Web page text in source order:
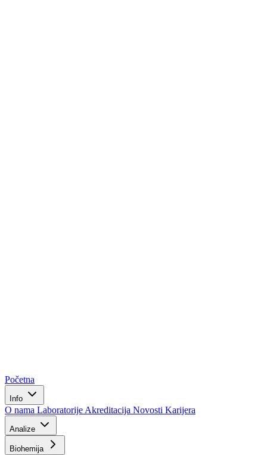
Početna
Info
O nama Laboratorije Akreditacija Novosti Karijera
Analize
Biohemija